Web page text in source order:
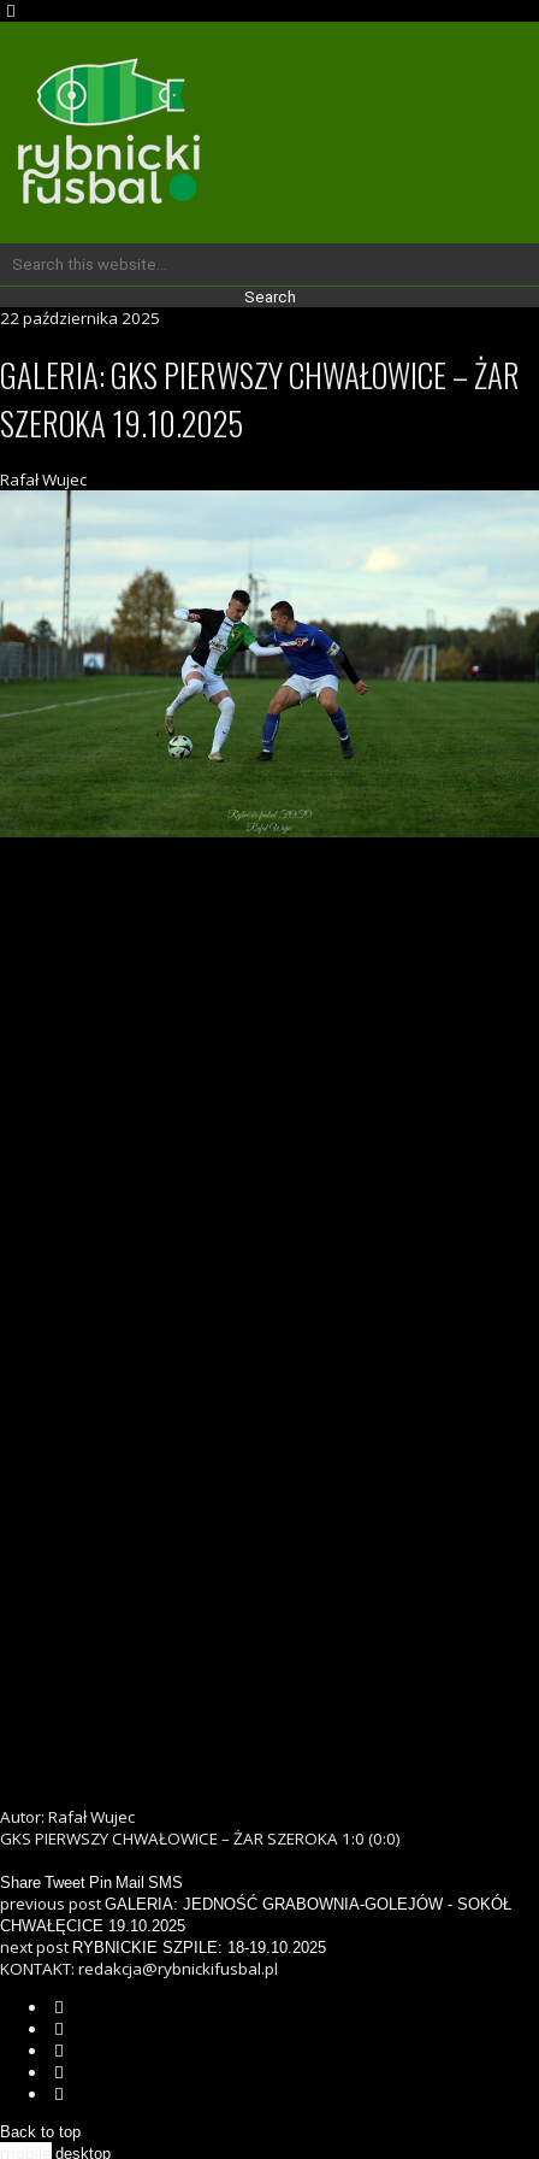
22 października 2025
GALERIA: GKS PIERWSZY CHWAŁOWICE – ŻAR
SZEROKA 19.10.2025
Rafał Wujec
Autor: Rafał Wujec
GKS PIERWSZY CHWAŁOWICE – ŻAR SZEROKA 1:0 (0:0)
Share Tweet Pin Mail SMS
previous postGALERIA: JEDNOŚĆ GRABOWNIA-GOLEJÓW - SOKÓŁ
CHWAŁĘCICE 19.10.2025
next post RYBNICKIE SZPILE: 18-19.10.2025
KONTAKT: redakcja@rybnickifusbal.pl
Back to top
desktop